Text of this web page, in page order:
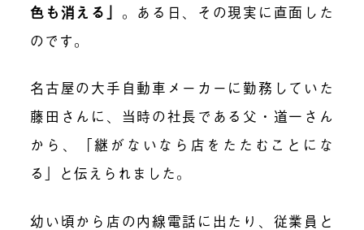
色も消える」 。ある日、その現実に直面した
のです。
名古屋の大手自動車メーカーに勤務していた
藤田さんに、当時の社長である父・道一さん
から、「継がないなら店をたたむことにな
る」と伝えられました。
幼い頃から店の内線電話に出たり、従業員と